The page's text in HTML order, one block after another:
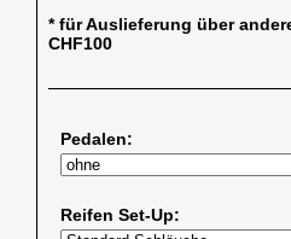
* für Auslieferung über
CHF100
Pedalen:
Reifen Set-Up: